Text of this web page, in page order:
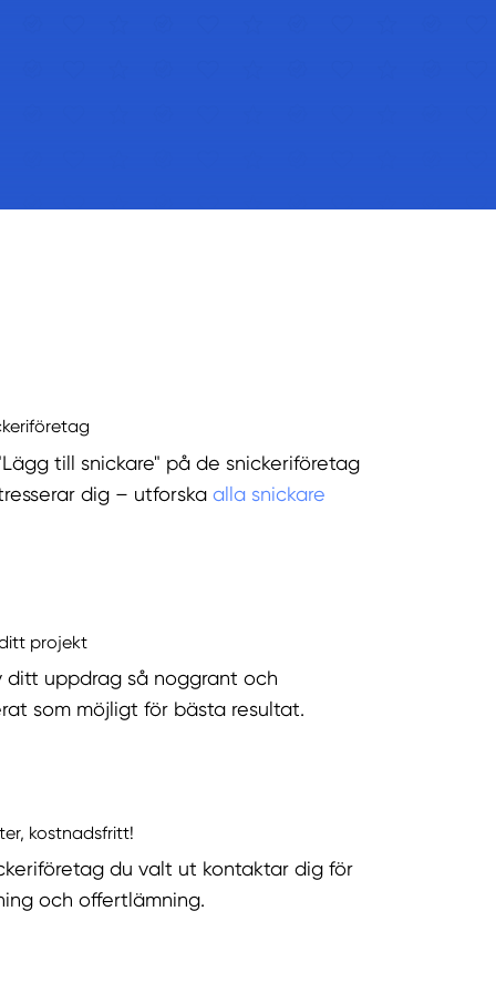
till snickare" på de snickeriföretag
dig – utforska alla snickare
projekt
ditt uppdrag så noggrant och
som möjligt för bästa resultat.
kostnadsfritt!
du valt ut kontaktar dig för
och offertlämning.